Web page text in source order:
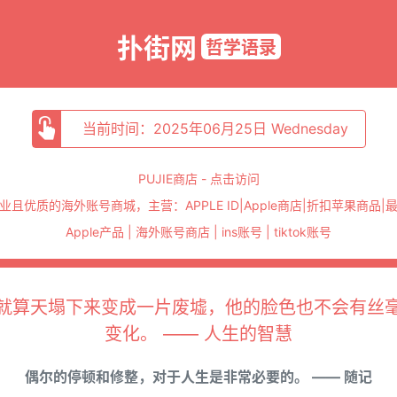
扑街网 哲学语录
当前时间：2025年06月25日 Wednesday
PUJIE商店 - 点击访问
且优质的海外账号商城，主营：APPLE ID|Apple商店|折扣苹果商品|
Apple产品 | 海外账号商店 | ins账号 | tiktok账号
算天塌下来变成一片废墟，他的脸色也不会有丝
变化。 —— 人生的智慧
偶尔的停顿和修整，对于人生是非常必要的。 —— 随记